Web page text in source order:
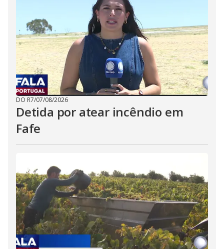
DO R7/07/08/2026
Detida por atear incêndio em
Fafe